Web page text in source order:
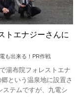
トエナジーさんに
も出来る！PR作戦
湯布院フォレストエナ
という温泉地に設置さ
ステムですが、九電シ